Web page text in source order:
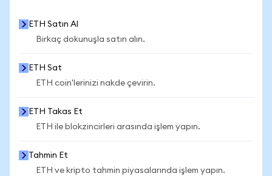
ETH Satın Al
Birkaç dokunuşla satın alın.
ETH Sat
ETH coin'lerinizi nakde çevirin.
ETH Takas Et
ETH ile blokzincirleri arasında işlem yapın.
Tahmin Et
ETH ve kripto tahmin piyasalarında işlem yapın.